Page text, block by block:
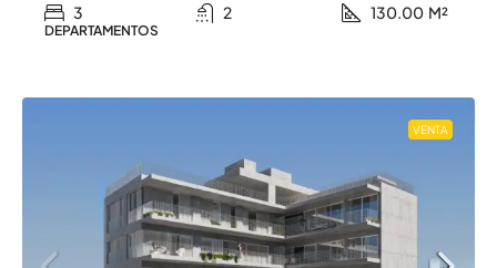
3 2 130.00 M²
DEPARTAMENTOS
VENTA